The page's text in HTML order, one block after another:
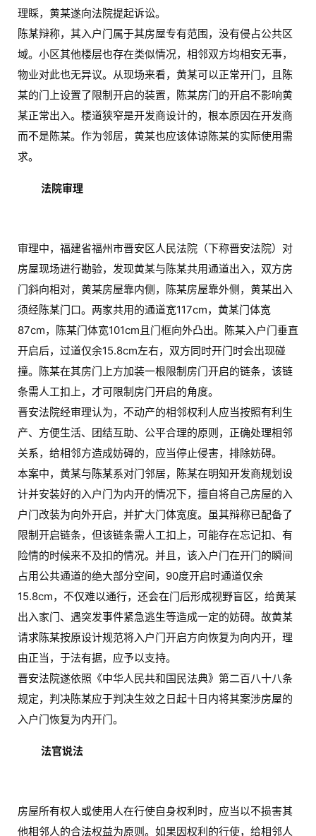
首
页
卧
理睬，黄某遂向法院提起诉讼。
陈某辩称，其入户门属于其房屋专有范围，没有侵占公共区
域。小区其他楼层也存在类似情况，相邻双方均相安无事，
物业对此也无异议。从现场来看，黄某可以正常开门，且陈
某的门上设置了限制开启的装置，陈某房门的开启不影响黄
某正常出入。楼道狭窄是开发商设计的，根本原因在开发商
而不是陈某。作为邻居，黄某也应该体谅陈某的实际使用需
求。
法院审理
审理中，福建省福州市晋安区人民法院（下称晋安法院）对
房屋现场进行勘验，发现黄某与陈某共用通道出入，双方房
门斜向相对，黄某房屋靠内侧，陈某房屋靠外侧，黄某出入
须经陈某门口。两家共用的通道宽117cm，黄某门体宽
87cm，陈某门体宽101cm且门框向外凸出。陈某入户门垂直
开启后，过道仅余15.8cm左右，双方同时开门时会出现碰
撞。陈某在其房门上方加装一根限制房门开启的链条，该链
条需人工扣上，才可限制房门开启的角度。
晋安法院经审理认为，不动产的相邻权利人应当按照有利生
产、方便生活、团结互助、公平合理的原则，正确处理相邻
关系，给相邻方造成妨碍的，应当停止侵害，排除妨碍。
本案中，黄某与陈某系对门邻居，陈某在明知开发商规划设
计并安装好的入户门为内开的情况下，擅自将自己房屋的入
户门改装为向外开启，并扩大门体宽度。虽其辩称已配备了
限制开启链条，但该链条需人工扣上，可能存在忘记扣、有
险情的时候来不及扣的情况。并且，该入户门在开门的瞬间
占用公共通道的绝大部分空间，90度开启时通道仅余
15.8cm，不仅难以通行，还会在门后形成视野盲区，给黄某
出入家门、遇突发事件紧急逃生等造成一定的妨碍。故黄某
请求陈某按原设计规范将入户门开启方向恢复为向内开，理
由正当，于法有据，应予以支持。
晋安法院遂依照《中华人民共和国民法典》第二百八十八条
规定，判决陈某应于判决生效之日起十日内将其案涉房屋的
入户门恢复为内开门。
法官说法
房屋所有权人或使用人在行使自身权利时，应当以不损害其
他相邻人的合法权益为原则。如果因权利的行使，给相邻人